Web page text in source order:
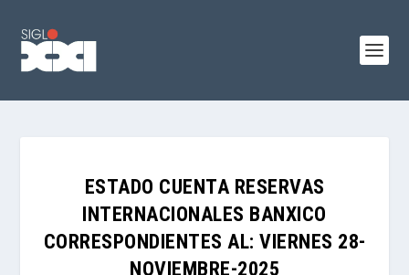
ESTADO CUENTA RESERVAS
INTERNACIONALES BANXICO
CORRESPONDIENTES AL: VIERNES 28-
NOVIEMBRE-2025